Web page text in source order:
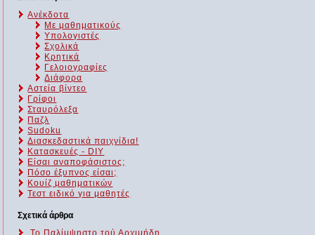
Ανέκδοτα
Με μαθηματικούς
Υπολογιστές
Σχολικά
Κρητικά
Γελοιογραφίες
Διάφορα
Αστεία βίντεο
Γρίφοι
Σταυρόλεξα
Παζλ
Sudoku
Διασκεδαστικά παιχνίδια!
Κατασκευές - DIY
Είσαι αναποφάσιστος;
Πόσο έξυπνος είσαι;
Kουίζ μαθηματικών
Τεστ ειδικό για μαθητές
Σχετικά άρθρα